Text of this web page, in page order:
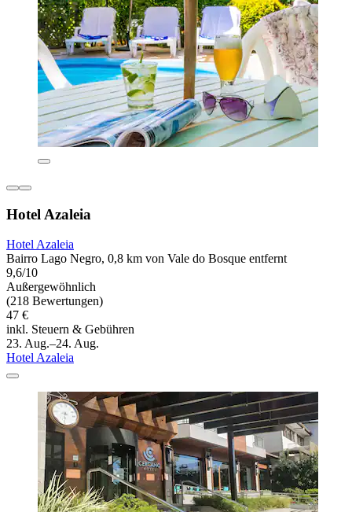
Hotel Azaleia
Hotel Azaleia
Bairro Lago Negro, 0,8 km von Vale do Bosque entfernt
9,6/10
Außergewöhnlich
(218 Bewertungen)
47 €
inkl. Steuern & Gebühren
23. Aug.–24. Aug.
Hotel Azaleia